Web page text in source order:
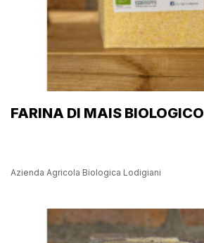
FARINA DI MAIS BIOLOGICO
Azienda Agricola Biologica Lodigiani